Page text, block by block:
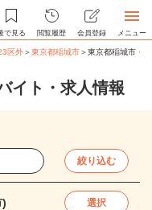
で見る 閲覧履歴 会員登録 メニュー
区外＞東京都稲城市＞東京都稲城市・
イト・求人情報
絞り込む
) 選択